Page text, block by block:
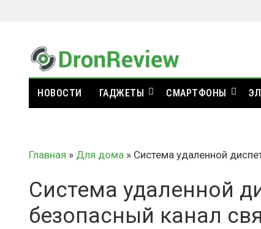
НОВОСТИ ГАДЖЕТЫ СМАРТФОНЫ
Главная » Для дома » Система удаленной
Система удаленной
безопасный канал